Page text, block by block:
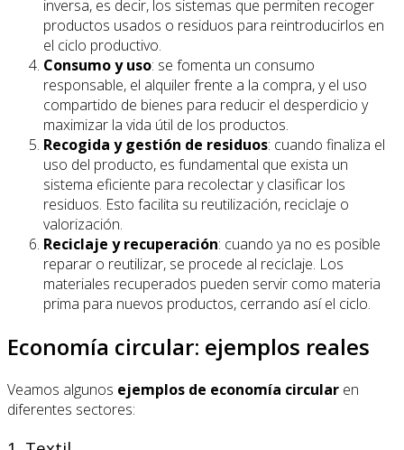
inversa, es decir, los sistemas que permiten recoger
productos usados o residuos para reintroducirlos en
el ciclo productivo.
Consumo y uso: se fomenta un consumo
responsable, el alquiler frente a la compra, y el uso
compartido de bienes para reducir el desperdicio y
maximizar la vida útil de los productos.
Recogida y gestión de residuos: cuando finaliza el
uso del producto, es fundamental que exista un
sistema eficiente para recolectar y clasificar los
residuos. Esto facilita su reutilización, reciclaje o
valorización.
Reciclaje y recuperación: cuando ya no es posible
reparar o reutilizar, se procede al reciclaje. Los
materiales recuperados pueden servir como materia
prima para nuevos productos, cerrando así el ciclo.
Economía circular: ejemplos reales
Veamos algunos ejemplos de economía circular en
diferentes sectores: